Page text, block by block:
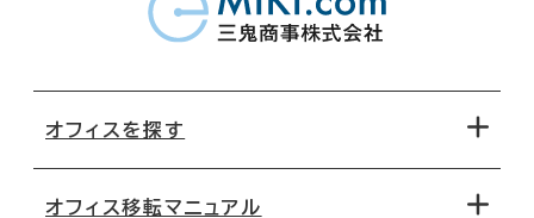
オフィスを探す
オフィス移転マニュアル